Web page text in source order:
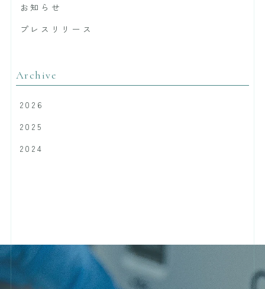
お知らせ
プレスリリース
Archive
2026
2025
2024